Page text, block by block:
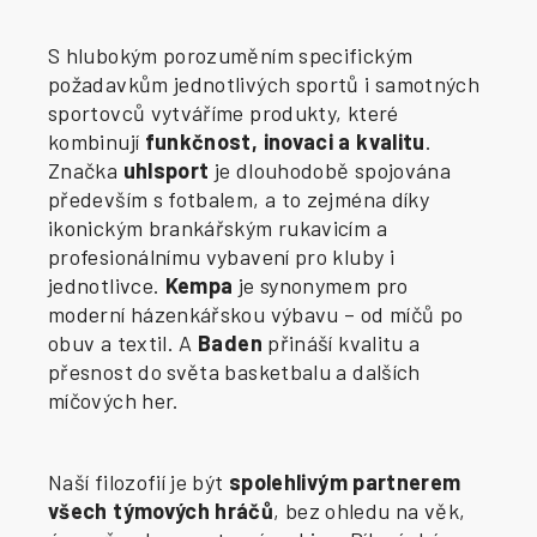
S hlubokým porozuměním specifickým
požadavkům jednotlivých sportů i samotných
sportovců vytváříme produkty, které
kombinují funkčnost, inovaci a kvalitu.
Značka uhlsport je dlouhodobě spojována
především s fotbalem, a to zejména díky
ikonickým brankářským rukavicím a
profesionálnímu vybavení pro kluby i
jednotlivce. Kempa je synonymem pro
moderní házenkářskou výbavu – od míčů po
obuv a textil. A Baden přináší kvalitu a
přesnost do světa basketbalu a dalších
míčových her.
Naší filozofií je být spolehlivým partnerem
všech týmových hráčů, bez ohledu na věk,